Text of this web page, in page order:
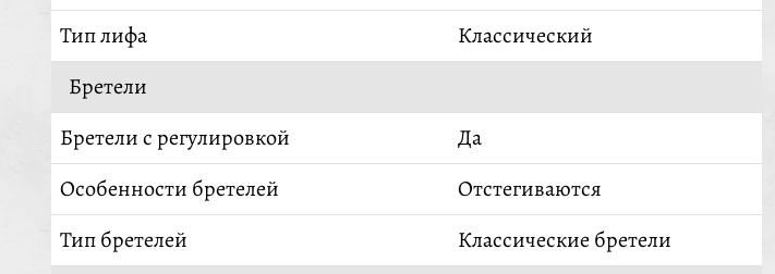
Тип лифа
Классический
Бретели
Бретели с регулировкой
Да
Особенности бретелей
Отстегиваются
Тип бретелей
Классические бретели